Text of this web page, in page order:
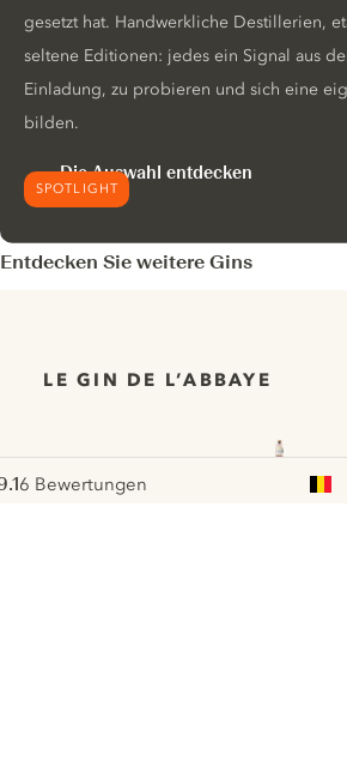
SPOTLIGHT
gesetzt hat. Handwerkliche Destillerien,
seltene Editionen: jedes ein Signal aus
Einladung, zu probieren und sich eine
bilden.
Die Auswahl entdecken
Entdecken Sie weitere Gins
LE GIN DE L’ABBAYE
6 Bewertungen